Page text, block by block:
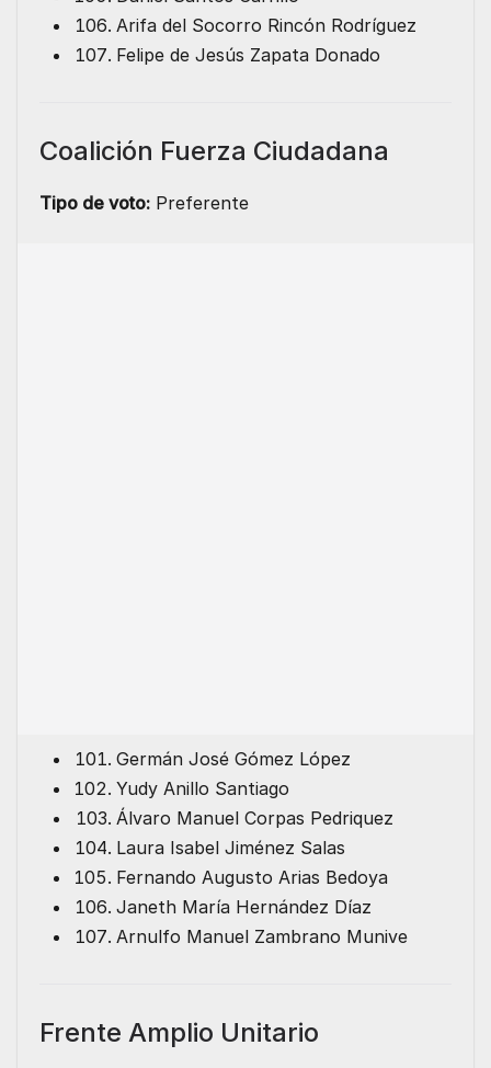
Arifa del Socorro Rincón Rodríguez
Felipe de Jesús Zapata Donado
Coalición Fuerza Ciudadana
Tipo de voto: Preferente
Germán José Gómez López
Yudy Anillo Santiago
Álvaro Manuel Corpas Pedriquez
Laura Isabel Jiménez Salas
Fernando Augusto Arias Bedoya
Janeth María Hernández Díaz
Arnulfo Manuel Zambrano Munive
Frente Amplio Unitario